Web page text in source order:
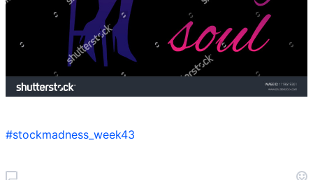
#stockmadness_week43